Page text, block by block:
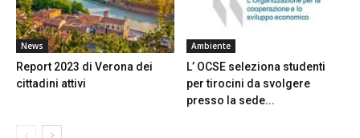
News
Report 2023 di Verona dei
cittadini attivi
Ambiente
L’ OCSE seleziona studenti
per tirocini da svolgere
presso la sede...